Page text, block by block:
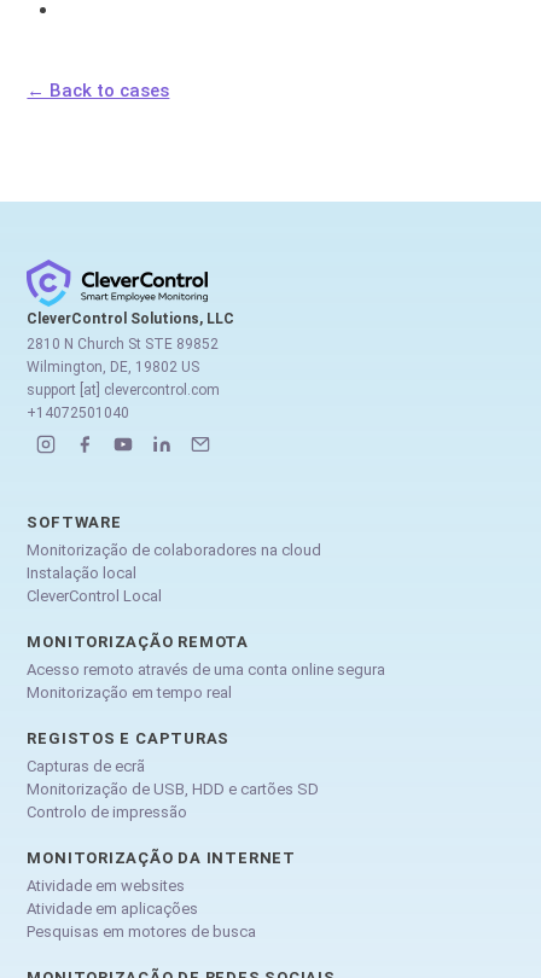
← Back to cases
CleverControl Solutions, LLC
2810 N Church St STE 89852
Wilmington, DE, 19802 US
support [at] clevercontrol.com
+14072501040
SOFTWARE
Monitorização de colaboradores na cloud
Instalação local
CleverControl Local
MONITORIZAÇÃO REMOTA
Acesso remoto através de uma conta online segura
Monitorização em tempo real
REGISTOS E CAPTURAS
Capturas de ecrã
Monitorização de USB, HDD e cartões SD
Controlo de impressão
MONITORIZAÇÃO DA INTERNET
Atividade em websites
Atividade em aplicações
Pesquisas em motores de busca